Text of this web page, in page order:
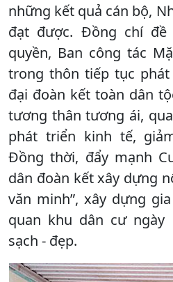
những kết quả cán bộ,
đạt được. Đồng chí đề
quyền, Ban công tác
trong thôn tiếp tục
đại đoàn kết toàn dân
tương thân tương ái,
phát triển kinh tế,
Đồng thời, đẩy mạnh
dân đoàn kết xây dựng
văn minh”, xây dựng
quan khu dân cư ngày
sạch - đẹp.